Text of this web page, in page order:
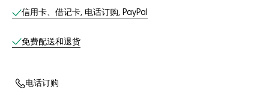
线上服务
信用卡、借记卡, 电话订购, PayPal
免费配送和退货
电话订购